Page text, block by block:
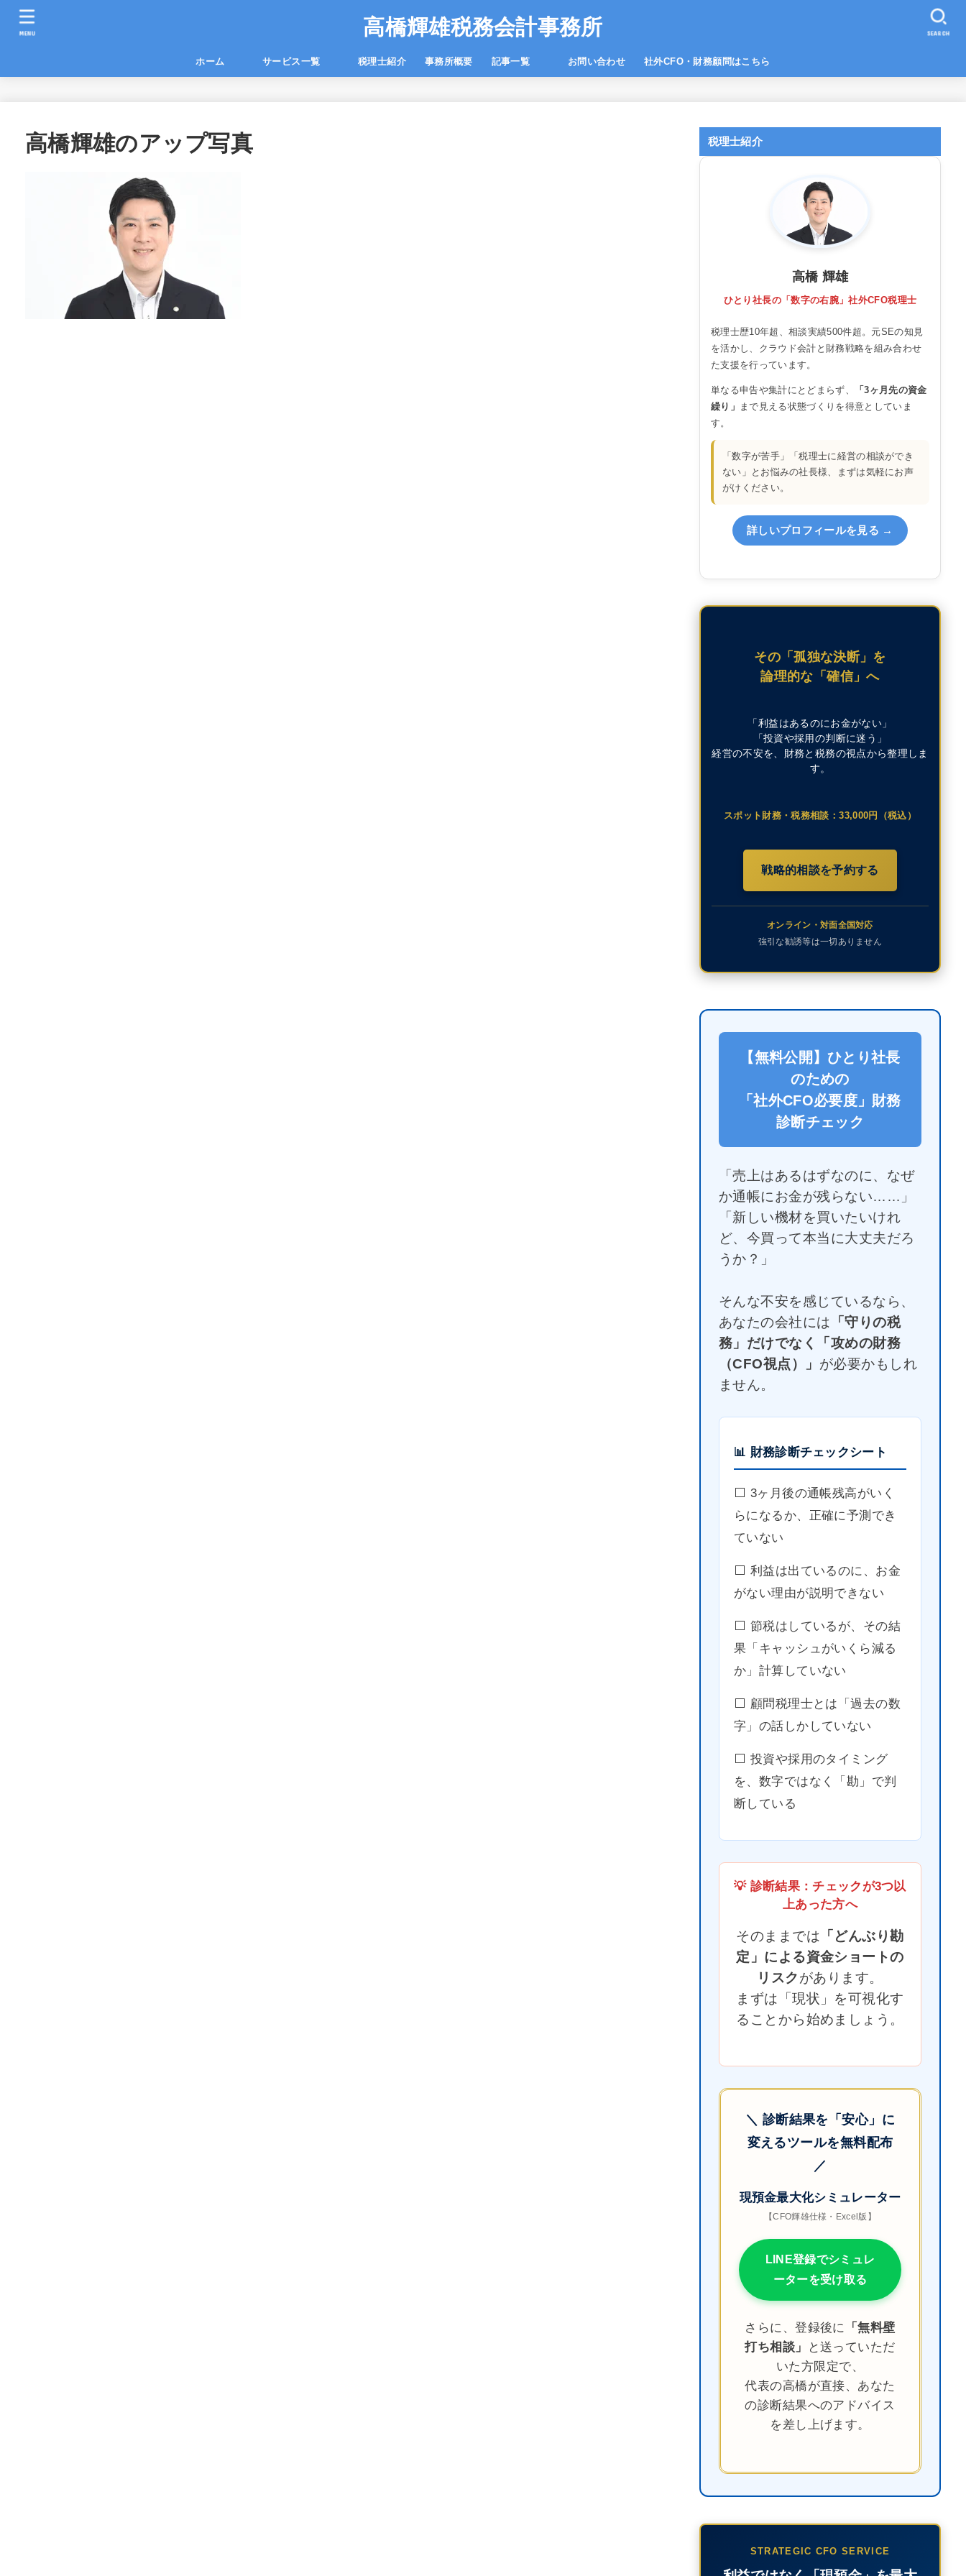
高橋輝雄税務会計事務所
ホーム サービス一覧 税理士紹介 事務所概要 記事一覧 お問い合わせ 社外CFO・財務顧問はこちら
SEARCH
MENU
高橋輝雄のアップ写真 税理士紹介
高橋 輝雄
ひとり社長の「数字の右腕」社外CFO税理士
税理士歴10年超、相談実績500件超。元SEの知見
を活かし、クラウド会計と財務戦略を組み合わせ
た支援を行っています。
単なる申告や集計にとどまらず、
「3ヶ月先の資金
繰り」
まで見える状態づくりを得意としていま
す。
「数字が苦手」「税理士に経営の相談ができ
ない」とお悩みの社長様、まずは気軽にお声
がけください。
詳しいプロフィールを見る →
その「孤独な決断」を
論理的な「確信」へ
「利益はあるのにお金がない」
「投資や採用の判断に迷う」
経営の不安を、財務と税務の視点から整理しま
す。
スポット財務・税務相談：33,000円（税込）
戦略的相談を予約する
オンライン・対面全国対応
強引な勧誘等は一切ありません
【無料公開】ひとり社長
のための
「社外CFO必要度」財務
診断チェック
「売上はあるはずなのに、なぜ
か通帳にお金が残らない……」
「新しい機材を買いたいけれ
ど、今買って本当に大丈夫だろ
うか？」
そんな不安を感じているなら、
あなたの会社には 「守りの税
務」だけでなく「攻めの財務
（CFO視点）」 が必要かもしれ
ません。
📊 財務診断チェックシート
⬜️ 3ヶ月後の通帳残高がいく
らになるか、正確に予測でき
ていない
⬜️ 利益は出ているのに、お金
がない理由が説明できない
⬜️ 節税はしているが、その結
果「キャッシュがいくら減る
か」計算していない
⬜️ 顧問税理士とは「過去の数
字」の話しかしていない
⬜️ 投資や採用のタイミング
を、数字ではなく「勘」で判
断している
💡 診断結果：チェックが3つ以
上あった方へ
そのままでは 「どんぶり勘
定」による資金ショートの
リスクがあります。
まずは「現状」を可視化す
ることから始めましょう。
＼ 診断結果を「安心」に
変えるツールを無料配布
／
現預金最大化シミュレーター
【CFO輝雄仕様・Excel版】
LINE登録でシミュレ
ーターを受け取る
さらに、登録後に
「無料壁
打ち相談」
と送っていただ
いた方限定で、
代表の高橋が直接、あなた
の診断結果へのアドバイス
を差し上げます。
STRATEGIC CFO SERVICE